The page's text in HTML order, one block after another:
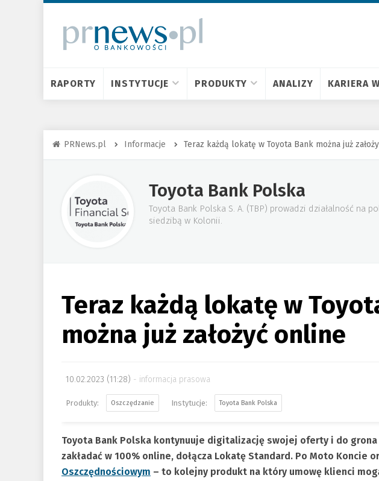
RAPORTY INSTYTUCJE PRODUKTY ANALIZY KARIERA
PRNews.pl Informacje Teraz każdą lokatę w Toyota Bank można już
Toyota Bank Polska
Toyota Bank Polska S. A. (TBP) prowadzi działalność na
siedzibą w Kolonii.
Teraz każdą lokatę w
można już założyć online
10.02.2023 (11:28) informacja prasowa
Oszczędzanie Toyota Bank Polska
Toyota Bank Polska kontynuuje digitalizację swojej oferty i do
zakładać w 100% online, dołącza Lokatę Standard. Po Moto Koncie
Oszczędnościowym – to kolejny produkt na który umowę klienci